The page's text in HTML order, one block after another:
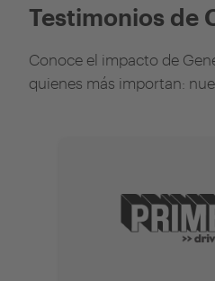
Testimonios de
Conoce el impacto de
quienes más importan: